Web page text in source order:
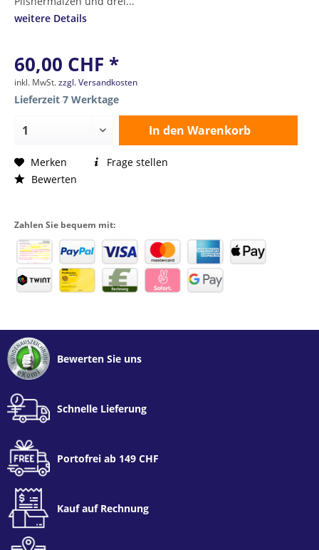
weitere Details
60,00 CHF *
inkl. MwSt.zzgl. Versandkosten
Lieferzeit 7 Werktage
In den Warenkorb
Merken
Bewerten
Frage stellen
Zahlen Sie bequem mit:
Bewerten Sie uns
Schnelle Lieferung
Portofrei ab 149 CHF
Kauf auf Rechnung